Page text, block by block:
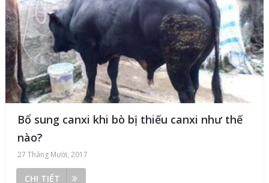
Bổ sung canxi khi bò bị thiếu canxi như thế
nào?
27 Tháng Mười, 2017
CHI TIẾT